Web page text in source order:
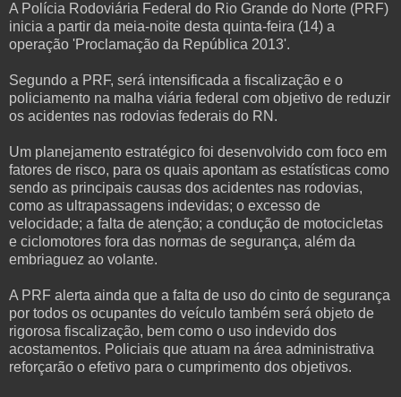
A Polícia Rodoviária Federal do Rio Grande do Norte (PRF)
inicia a partir da meia-noite desta quinta-feira (14) a
operação 'Proclamação da República 2013'.
Segundo a PRF, será intensificada a fiscalização e o
policiamento na malha viária federal com objetivo de reduzir
os acidentes nas rodovias federais do RN.
Um planejamento estratégico foi desenvolvido com foco em
fatores de risco, para os quais apontam as estatísticas como
sendo as principais causas dos acidentes nas rodovias,
como as ultrapassagens indevidas; o excesso de
velocidade; a falta de atenção; a condução de motocicletas
e ciclomotores fora das normas de segurança, além da
embriaguez ao volante.
A PRF alerta ainda que a falta de uso do cinto de segurança
por todos os ocupantes do veículo também será objeto de
rigorosa fiscalização, bem como o uso indevido dos
acostamentos. Policiais que atuam na área administrativa
reforçarão o efetivo para o cumprimento dos objetivos.